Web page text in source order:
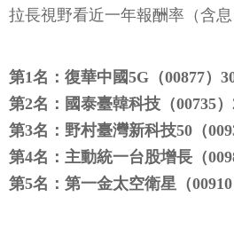
拉長視野看近一年報酬率（含息
第1名：復華中國5G（00877）
第2名：國泰臺韓科技（00735
第3名：野村臺灣新科技50（
第4名：主動統一台股增長（
第5名：第一金太空衛星（